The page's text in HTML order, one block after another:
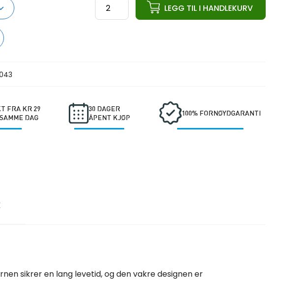
ata
Competition
LEGG TIL I HANDLEKURV
FRA KR 29
DAG
30 DAGER
ÅPENT KJØP
100% FORNØYDGARANTI
sikrer en lang levetid, og den vakre designen er